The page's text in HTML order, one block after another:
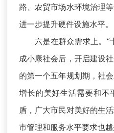
路、农贸市场水环境治理
进一步提升硬件设施水平。
六是在群众需求上。“
成小康社会后，开启建设
的第一个五年规划期，社
增长的美好生活需要和不
盾，广大市民对美好的生
市管理和服务水平要求也越